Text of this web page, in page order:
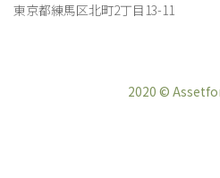
東京都練馬区北町2丁目13-11
2020 ©